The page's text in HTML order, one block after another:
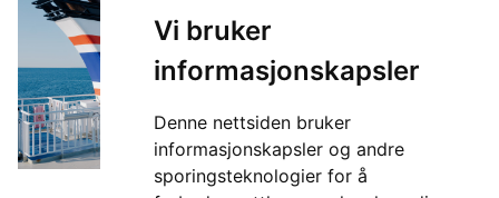
Vi bruker
informasjonskapsler
Denne nettsiden bruker
informasjonskapsler og andre
sporingsteknologier for å